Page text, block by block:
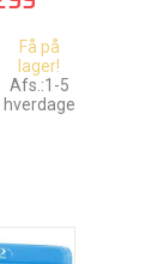
Få på
lager!
Afs.:1-5
hverdage